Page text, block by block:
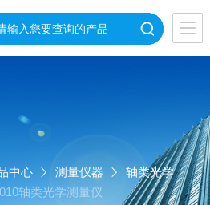
中心 测量仪器
轴类光学
轴类光学测量仪